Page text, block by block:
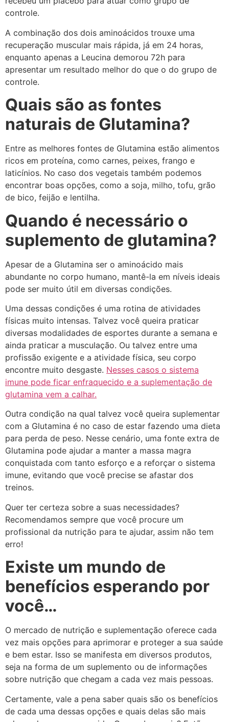
controle.
A combinação dos dois aminoácidos trouxe uma
recuperação muscular mais rápida, já em 24 horas,
enquanto apenas a Leucina demorou 72h para
apresentar um resultado melhor do que o do grupo de
controle.
Quais são as fontes
naturais de Glutamina?
Entre as melhores fontes de Glutamina estão alimentos
ricos em proteína, como carnes, peixes, frango e
laticínios. No caso dos vegetais também podemos
encontrar boas opções, como a soja, milho, tofu, grão
de bico, feijão e lentilha.
Quando é necessário o
suplemento de glutamina?
Apesar de a Glutamina ser o aminoácido mais
abundante no corpo humano, mantê-la em níveis ideais
pode ser muito útil em diversas condições.
Uma dessas condições é uma rotina de atividades
físicas muito intensas. Talvez você queira praticar
diversas modalidades de esportes durante a semana e
ainda praticar a musculação. Ou talvez entre uma
profissão exigente e a atividade física, seu corpo
encontre muito desgaste. Nesses casos o sistema
imune pode ficar enfraquecido e a suplementação de
glutamina vem a calhar.
Outra condição na qual talvez você queira suplementar
com a Glutamina é no caso de estar fazendo uma dieta
para perda de peso. Nesse cenário, uma fonte extra de
Glutamina pode ajudar a manter a massa magra
conquistada com tanto esforço e a reforçar o sistema
imune, evitando que você precise se afastar dos
treinos.
Quer ter certeza sobre a suas necessidades?
Recomendamos sempre que você procure um
profissional da nutrição para te ajudar, assim não tem
erro!
Existe um mundo de
benefícios esperando por
você…
O mercado de nutrição e suplementação oferece cada
vez mais opções para aprimorar e proteger a sua saúde
e bem estar. Isso se manifesta em diversos produtos,
seja na forma de um suplemento ou de informações
sobre nutrição que chegam a cada vez mais pessoas.
Certamente, vale a pena saber quais são os benefícios
de cada uma dessas opções e quais delas são mais